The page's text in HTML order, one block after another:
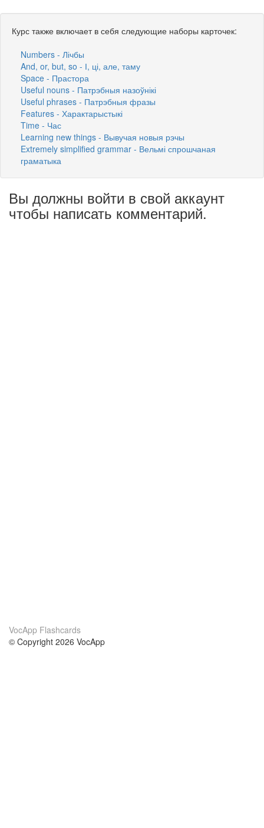
Курс также включает в себя следующие наборы карточек:
Numbers - Лічбы
And, or, but, so - І, ці, але, таму
Space - Прастора
Useful nouns - Патрэбныя назоўнікі
Useful phrases - Патрэбныя фразы
Features - Характарыстыкі
Time - Час
Learning new things - Вывучая новыя рэчы
Extremely simplified grammar - Вельмі спрошчаная
граматыка
Вы должны войти в свой аккаунт
чтобы написать комментарий.
VocApp Flashcards
© Copyright 2026 VocApp